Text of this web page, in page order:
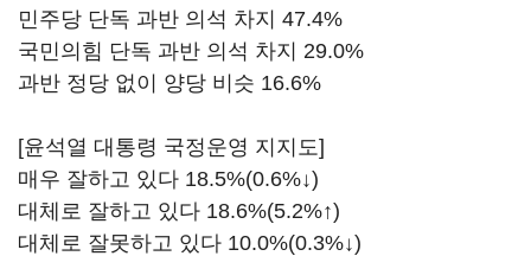
민주당 단독 과반 의석 차지 47.4%
국민의힘 단독 과반 의석 차지 29.0%
과반 정당 없이 양당 비슷 16.6%
[윤석열 대통령 국정운영 지지도]
매우 잘하고 있다 18.5%(0.6%↓)
대체로 잘하고 있다 18.6%(5.2%↑)
대체로 잘못하고 있다 10.0%(0.3%↓)